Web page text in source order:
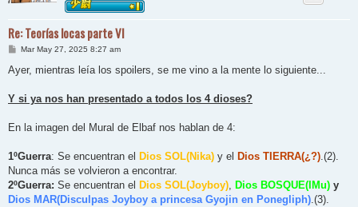
Re: Teorías locas parte VI
M
n
s
j
e
Mar May 27, 2025 8:27 am
Ayer, mientras leía los spoilers, se me vino a la mente lo siguiente...
Y si ya nos han presentado a todos los 4 dioses?
En la imagen del Mural de Elbaf nos hablan de 4:
1ºGuerra: Se encuentran el Dios SOL(Nika) y el Dios TIERRA(¿?).(2).
Nunca más se volvieron a encontrar.
2ºGuerra: Se encuentran el Dios SOL(Joyboy), Dios BOSQUE(IMu) y
Dios MAR(Disculpas Joyboy a princesa Gyojin en Ponegliph).(3).